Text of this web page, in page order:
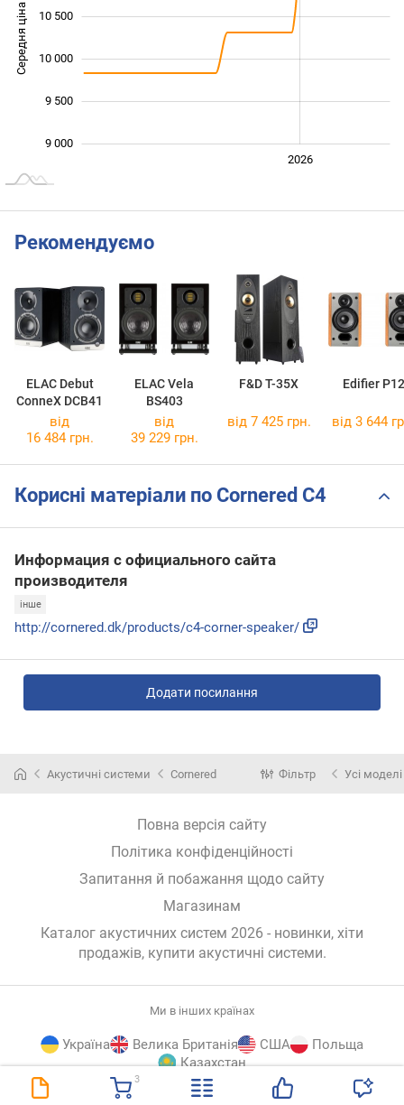
3
Середня ціна
9 000
9 500
10 000
10 500
2026
Рекомендуємо
ELAC Debut
ConneX DCB41
ELAC Vela
BS403
F&D T-35X Edifier P12
від
16 484 грн.
від
39 229 грн.
від 7 425 грн. від 3 644
Корисні матеріали по Cornered C4
Информация с официального сайта
производителя
інше
http://cornered.dk/products/c4-corner-speaker/
Додати посилання
Акустичні системи Cornered Фільтр Усі моделі
Повна версія сайту
Політика конфіденційності
Запитання й побажання щодо сайту
Магазинам
Каталог акустичних систем 2026 - новинки, хіти
продажів, купити акустичні системи.
Ми в інших країнах
Україна Велика Британія США
Польща
Казахстан